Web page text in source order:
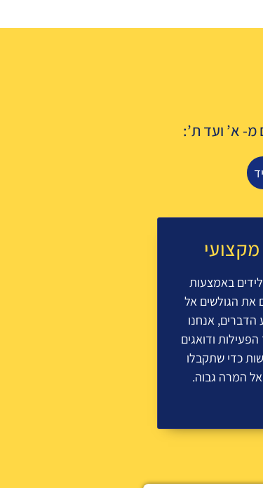
מ- א’ ועד ת’:
מקצועי
באמצעות
את הגולשים אל
הדברים, אנחנו
ודואגים
כדי שתקבלו
המרה גבוה.